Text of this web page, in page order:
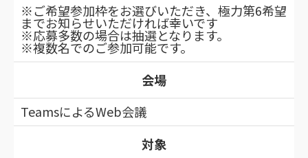
※ご希望参加枠をお選びいただき、極力第6希望
までお知らせいただければ幸いです
※応募多数の場合は抽選となります。
※複数名でのご参加可能です。
会場
TeamsによるWeb会議
対象